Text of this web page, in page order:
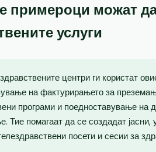
примероци можат
услуги
центри ги користат
на фактурирањето за
програми и поедноставување на
Тие помагаат да се создадат
посети и сесии за